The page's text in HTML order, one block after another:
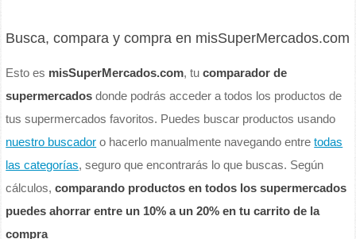
Busca, compara y compra en misSuperMercados.com
Esto es misSuperMercados.com, tucomparador de
supermercados donde podrás acceder a todos los productos de
tus supermercados favoritos. Puedes buscar productos usando
nuestro buscador o hacerlo manualmente navegando entretodas
las categorías, seguro que encontrarás lo que buscas. Según
cálculos,comparando productos en todos los supermercados
puedes ahorrar entre un 10% a un 20% en tu carrito de la
compra